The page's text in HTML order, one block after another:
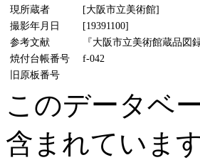
現所蔵者
[大阪市立美術館]
撮影年月日
[19391100]
参考文献
『大阪市立美術館蔵品
焼付台帳番号
f-042
旧原板番号
このデータベ
含まれています